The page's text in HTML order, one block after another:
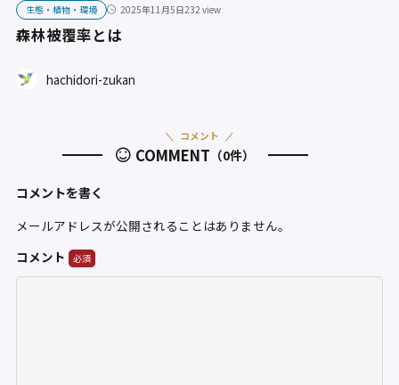
生態・植物・環境 2025年11月5日232 view
森林被覆率とは
hachidori-zukan
COMMENT （0件）
コメント
コメントを書く
メールアドレスが公開されることはありません。
コメント